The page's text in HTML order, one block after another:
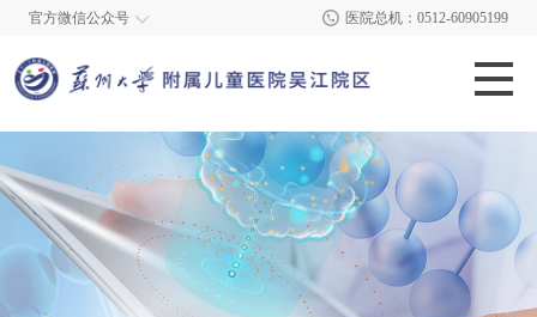
官方微信公众号 医院总机：0512-60905199